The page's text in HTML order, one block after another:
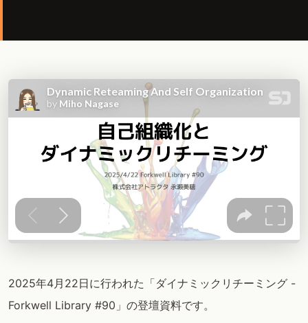
2025年4月22日に行われた「ダイナミックリチーミング -
Forkwell Library #90」の登壇資料です。